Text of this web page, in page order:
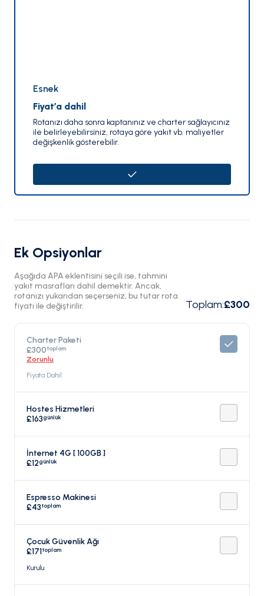
Esnek
Fiyat’a dahil
Rotanızı daha sonra kaptanınız ve charter sağlayıcınız
ile belirleyebilirsiniz, rotaya göre yakıt vb. maliyetler
değişkenlik gösterebilir.
Ek Opsiyonlar
Aşağıda APA eklentisini seçili ise, tahmini
yakıt masrafları dahil demektir. Ancak,
rotanızı yukarıdan seçerseniz, bu tutar rota
fiyatı ile değiştirilir.
Toplam:£300
Charter Paketi
£300toplam
Zorunlu
Fiyata Dahil
Hostes Hizmetleri
£163günlük
İnternet 4G [ 100GB ]
£12günlük
Espresso Makinesi
£43toplam
Çocuk Güvenlik Ağı
£171toplam
Kurulu